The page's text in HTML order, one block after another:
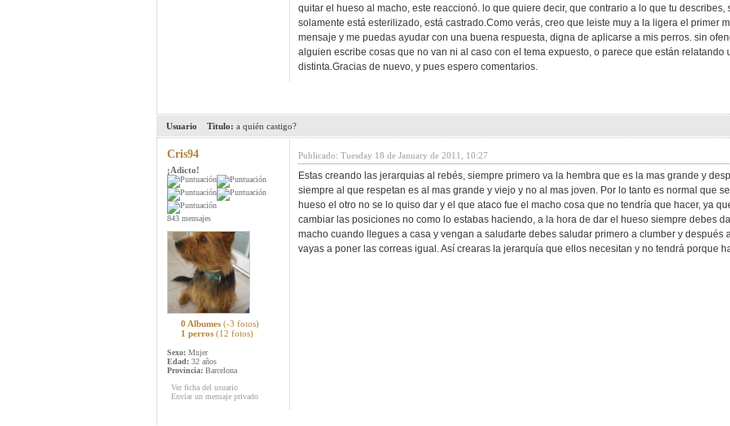
quitar el hueso al macho, este reaccionó. lo que quiere decir, que contrario a lo que tu
solamente está esterilizado, está castrado.Como verás, creo que leiste muy a la ligera el primer
mensaje y me puedas ayudar con una buena respuesta, digna de aplicarse a mis perros. sin
alguien escribe cosas que no van ni al caso con el tema expuesto, o parece que están relatando
distinta.Gracias de nuevo, y pues espero comentarios.
Usuario Titulo: a quién castigo?
Cris94
¡Adicto!
843 mensajes
0 Albumes (-3 fotos)
1 perros (12 fotos)
Sexo: Mujer
Edad: 32 años
Provincia: Barcelona
Ver ficha del usuario
Enviar un mensaje privado
Publicado: Tuesday 18 de January de 2011, 10:27
Estas creando las jerarquias al rebés, siempre primero va la hembra que es la mas grande y
siempre al que respetan es al mas grande y viejo y no al mas joven. Por lo tanto es normal que
hueso el otro no se lo quiso dar y el que ataco fue el macho cosa que no tendría que hacer, ya
cambiar las posiciones no como lo estabas haciendo, a la hora de dar el hueso siempre debes
macho cuando llegues a casa y vengan a saludarte debes saludar primero a clumber y después
vayas a poner las correas igual. Así crearas la jerarquía que ellos necesitan y no tendrá porque